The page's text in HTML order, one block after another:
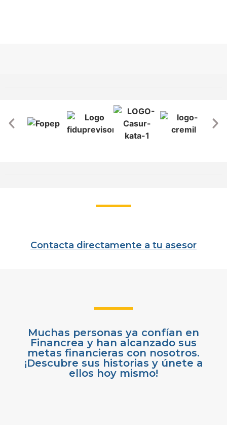
Contacta directamente a tu asesor
Muchas personas ya confían en
Financrea y han alcanzado sus
metas financieras con nosotros.
¡Descubre sus historias y únete a
ellos hoy mismo!